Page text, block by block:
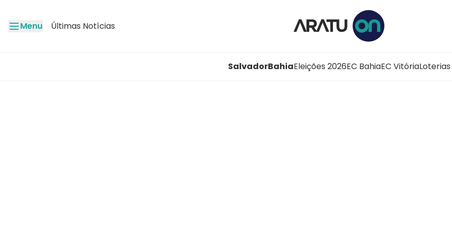
Menu Últimas Notícias
SalvadorBahiaEleições 2026EC BahiaEC VitóriaLoterias